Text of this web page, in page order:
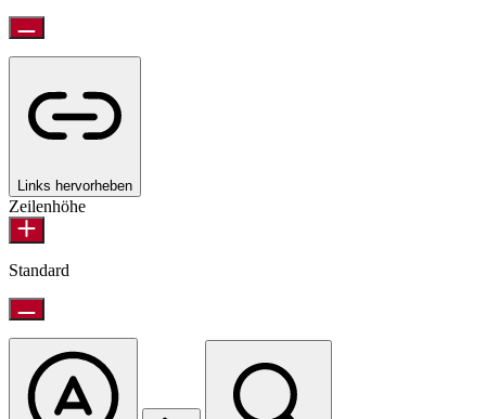
Links hervorheben
Zeilenhöhe
Standard